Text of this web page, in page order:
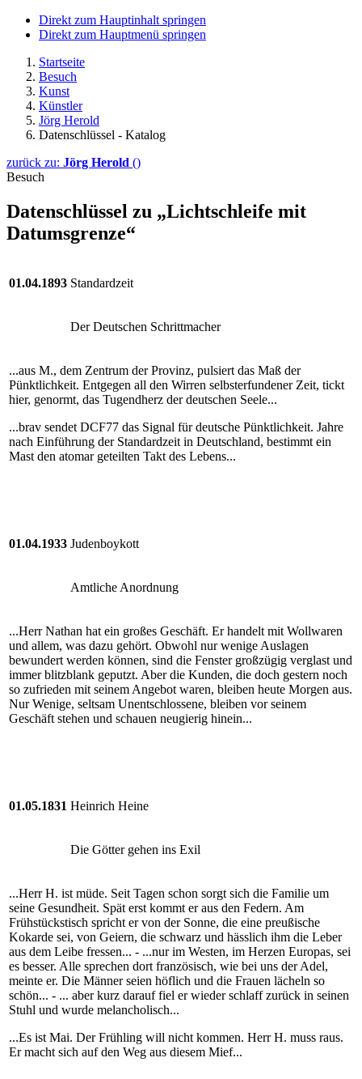
Direkt zum Hauptinhalt springen
Direkt zum Hauptmenü springen
Startseite
Besuch
Kunst
Künstler
Jörg Herold
Datenschlüssel - Katalog
zurück zu: Jörg Herold ()
Besuch
Datenschlüssel zu „Lichtschleife mit
Datumsgrenze“
01.04.1893 Standardzeit
Der Deutschen Schrittmacher
...aus M., dem Zentrum der Provinz, pulsiert das Maß der
Pünktlichkeit. Entgegen all den Wirren selbsterfundener Zeit, tickt
hier, genormt, das Tugendherz der deutschen Seele...
...brav sendet DCF77 das Signal für deutsche Pünktlichkeit. Jahre
nach Einführung der Standardzeit in Deutschland, bestimmt ein
Mast den atomar geteilten Takt des Lebens...
01.04.1933 Judenboykott
Amtliche Anordnung
...Herr Nathan hat ein großes Geschäft. Er handelt mit Wollwaren
und allem, was dazu gehört. Obwohl nur wenige Auslagen
bewundert werden können, sind die Fenster großzügig verglast und
immer blitzblank geputzt. Aber die Kunden, die doch gestern noch
so zufrieden mit seinem Angebot waren, bleiben heute Morgen aus.
Nur Wenige, seltsam Unentschlossene, bleiben vor seinem
Geschäft stehen und schauen neugierig hinein...
01.05.1831 Heinrich Heine
Die Götter gehen ins Exil
...Herr H. ist müde. Seit Tagen schon sorgt sich die Familie um
seine Gesundheit. Spät erst kommt er aus den Federn. Am
Frühstückstisch spricht er von der Sonne, die eine preußische
Kokarde sei, von Geiern, die schwarz und hässlich ihm die Leber
aus dem Leibe fressen... - ...nur im Westen, im Herzen Europas, sei
es besser. Alle sprechen dort französisch, wie bei uns der Adel,
meinte er. Die Männer seien höflich und die Frauen lächeln so
schön... - ... aber kurz darauf fiel er wieder schlaff zurück in seinen
Stuhl und wurde melancholisch...
...Es ist Mai. Der Frühling will nicht kommen. Herr H. muss raus.
Er macht sich auf den Weg aus diesem Mief...